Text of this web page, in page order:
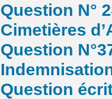
Question N°
Cimetières
Question
Question